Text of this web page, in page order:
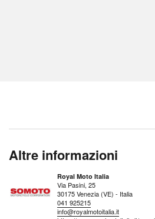
Altre informazioni
Royal Moto Italia
Via Pasini, 25
30175 Venezia (VE) - Italia
041 925215
info@royalmotoitalia.it